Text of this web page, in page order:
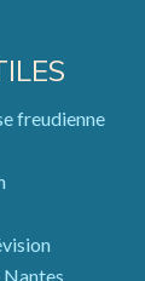
freudienne